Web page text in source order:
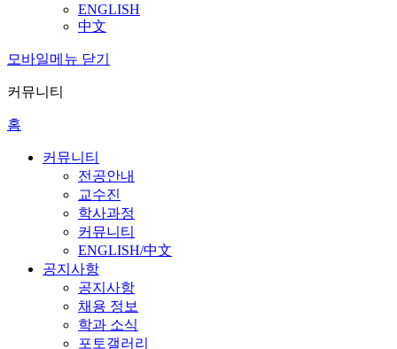
ENGLISH
中文
모바일메뉴 닫기
커뮤니티
홈
커뮤니티
전공안내
교수진
학사과정
커뮤니티
ENGLISH/中文
공지사항
공지사항
채용 정보
학과 소식
포토갤러리